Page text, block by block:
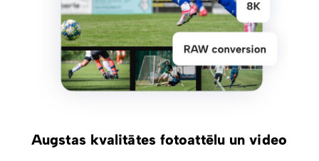
Augstas kvalitātes fotoattēlu un video